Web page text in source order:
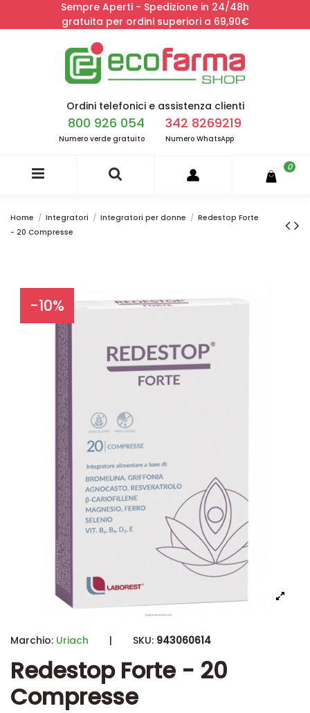
Sempre Aperti - Spedizione in 24/48h
gratuita per ordini superiori a 69,90€
Ordini telefonici e assistenza clienti
800 926 054
Numero verde gratuito
342 8269219
Numero WhatsApp
0
Home Integratori Integratori per donne
Redestop Forte
- 20 Compresse
-10%
Marchio: Uriach | SKU: 943060614
Redestop Forte - 20
Compresse